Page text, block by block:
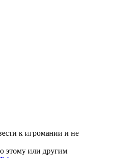
к игромании и не
этому или другим